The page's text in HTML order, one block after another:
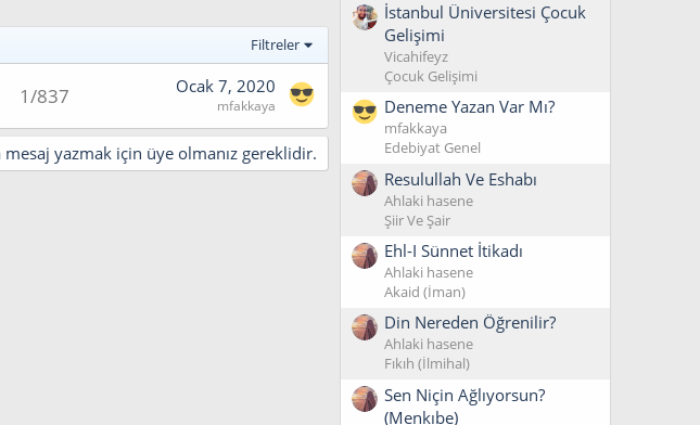
Filtreler
1/837 Ocak 7, 2020
mfakkaya
mesaj yazmak için üye olmanız gereklidir.
İstanbul Üniversitesi Çocuk
Gelişimi
Vicahifeyz
Çocuk Gelişimi
Deneme Yazan Var Mı?
mfakkaya
Edebiyat Genel
Resulullah Ve Eshabı
Ahlaki hasene
Şiir Ve Şair
Ehl-I Sünnet İtikadı
Ahlaki hasene
Akaid (İman)
Din Nereden Öğrenilir?
Ahlaki hasene
Fıkıh (İlmihal)
Sen Niçin Ağlıyorsun?
(Menkıbe)